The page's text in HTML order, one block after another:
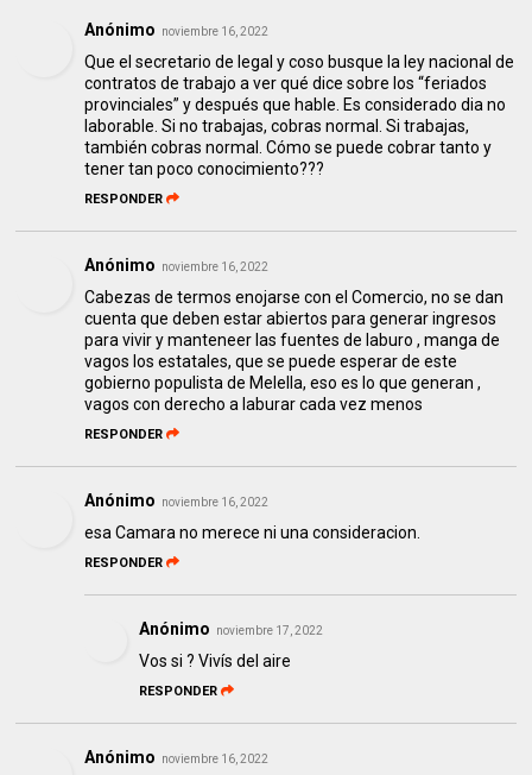
Anónimo noviembre 16, 2022
Que el secretario de legal y coso busque la ley nacional de
contratos de trabajo a ver qué dice sobre los “feriados
provinciales” y después que hable. Es considerado dia no
laborable. Si no trabajas, cobras normal. Si trabajas,
también cobras normal. Cómo se puede cobrar tanto y
tener tan poco conocimiento???
RESPONDER
Anónimo noviembre 16, 2022
Cabezas de termos enojarse con el Comercio, no se dan
cuenta que deben estar abiertos para generar ingresos
para vivir y manteneer las fuentes de laburo , manga de
vagos los estatales, que se puede esperar de este
gobierno populista de Melella, eso es lo que generan ,
vagos con derecho a laburar cada vez menos
RESPONDER
Anónimo noviembre 16, 2022
esa Camara no merece ni una consideracion.
RESPONDER
Anónimo noviembre 17, 2022
Vos si ? Vivís del aire
RESPONDER
Anónimo noviembre 16, 2022